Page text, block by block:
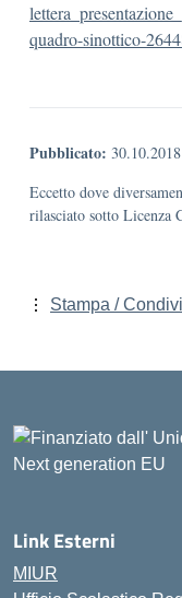
quadro-sinottico-
Pubblicato: 30.10.2018
Eccetto dove
rilasciato sotto Licenza
Stampa /
Link Esterni
MIUR